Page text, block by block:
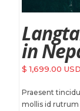
in
$ 1,699.00 USD
Praesent
mollis id rutrum